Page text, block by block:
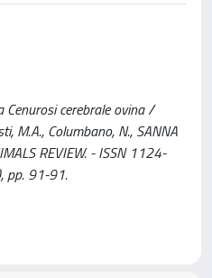
Cenurosi cerebrale ovina /
M.A., Columbano, N., SANNA
REVIEW. - ISSN 1124-
pp. 91-91.